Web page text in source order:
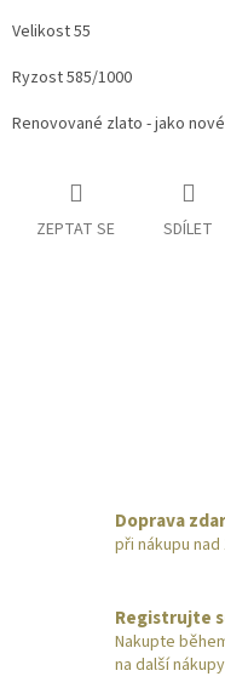
Velikost 55
Ryzost 585/1000
Renovované zlato - jako nové
ZEPTAT SE SDÍLET
Doprava
při nákupu nad
Registrujte
Nakupte
na další